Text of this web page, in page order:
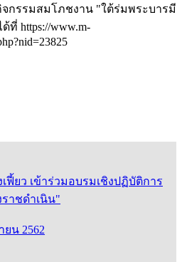
จกรรมสมโภชงาน "ใต้ร่มพระบารมี
https://www.m-
ฟี้ยว เข้าร่วมอบรมเชิงปฏิบัติการ
าชดำเนิน"
ยน 2562